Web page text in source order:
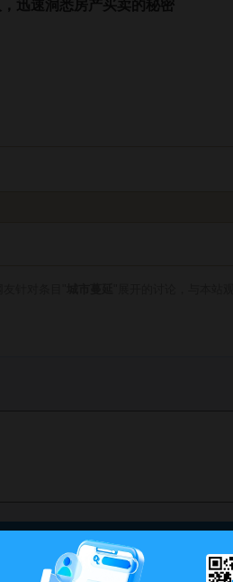
迅速洞悉房产买卖的秘密
年10月26日.